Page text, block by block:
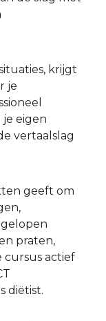
krijgt
je
je eigen
vertaalslag
geeft om
praten,
cursus actief
diëtist.